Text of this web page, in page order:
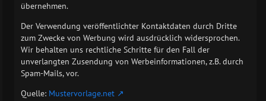
übernehmen.
Der Verwendung veröffentlichter Kontaktdaten durch Dritte
zum Zwecke von Werbung wird ausdrücklich widersprochen.
Wir behalten uns rechtliche Schritte für den Fall der
unverlangten Zusendung von Werbeinformationen, z.B. durch
Spam-Mails, vor.
Quelle: Mustervorlage.net